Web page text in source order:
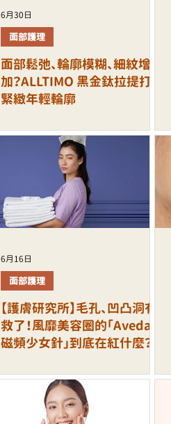
面部鬆弛、輪廓模糊、細紋增
加？ALLTIMO 黑金鈦拉提打造
緊緻年輕輪廓
面部護理
6月30日
【護膚研究所】毛孔、凹凸洞有
救了！風靡美容圈的「Aveda
磁頻少女針」到底在紅什麼？
面部護理
6月16日